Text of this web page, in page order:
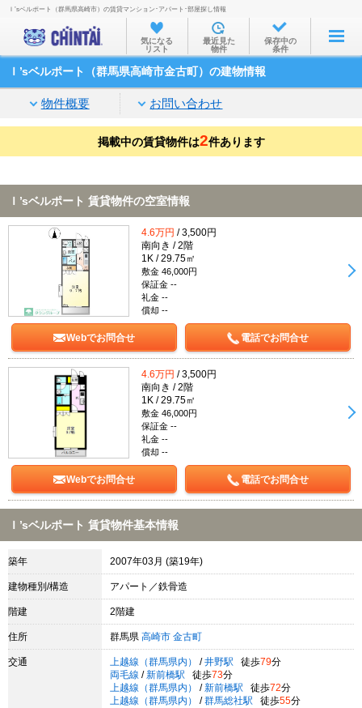
お部屋を探す
沿線・駅から
住所から
家賃相場から
通勤通学時間から
不動産会社から
TOP
Ｉ’sベルポート（群馬県高崎市）の賃貸マンション･アパート･部屋探し情報
気になる
リスト
最近見た
物件
保存中の
条件
Ｉ’sベルポート（群馬県高崎市金古町）の建物情報
物件概要 お問い合わせ
掲載中の賃貸物件は2件あります
Ｉ’sベルポート 賃貸物件の空室情報
4.6万円 / 3,500円
南向き / 2階
1K / 29.75㎡
敷金 46,000円
保証金 --
礼金 --
償却 --
Webでお問合せ 電話でお問合せ
4.6万円 / 3,500円
南向き / 2階
1K / 29.75㎡
敷金 46,000円
保証金 --
礼金 --
償却 --
Webでお問合せ 電話でお問合せ
Ｉ’sベルポート 賃貸物件基本情報
築年 2007年03月 (築19年)
建物種別/構造 アパート／鉄骨造
階建 2階建
住所 群馬県 高崎市 金古町
交通 上越線（群馬県内） / 井野駅 徒歩79分
両毛線 / 新前橋駅 徒歩73分
上越線（群馬県内）
/ 新前橋駅 徒歩72分
上越線（群馬県内）
/ 群馬総社駅 徒歩55分